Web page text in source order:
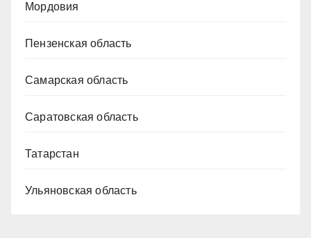
Мордовия
Пензенская область
Самарская область
Саратовская область
Татарстан
Ульяновская область